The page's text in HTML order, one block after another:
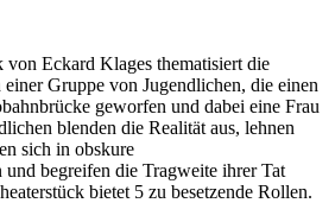
von Eckard Klages thematisiert die
Gruppe von Jugendlichen, die einen
geworfen und dabei eine Frau
blenden die Realität aus, lehnen
sich in obskure
und begreifen die Tragweite ihrer Tat
bietet 5 zu besetzende Rollen.